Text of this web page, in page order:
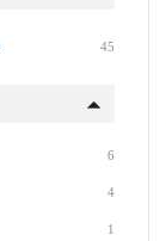
45
6
4
1